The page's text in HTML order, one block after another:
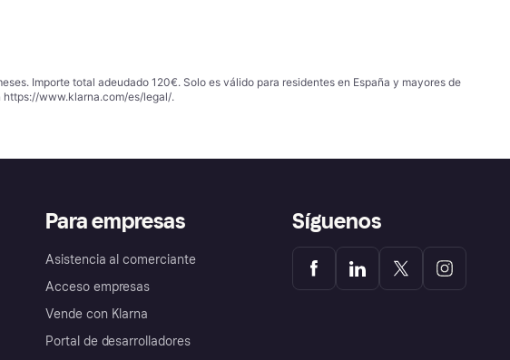
Importe total adeudado 120€. Solo es válido para residentes en España y mayores de
https://www.klarna.com/es/legal/.
Para empresas
Asistencia al comerciante
Acceso empresas
Vende con Klarna
Portal de desarrolladores
Síguenos